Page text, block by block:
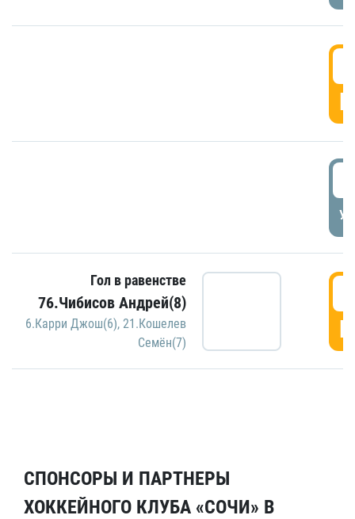
Гол в равенстве
76.Чибисов Андрей(8)
6.Карри Джош(6), 21.Кошелев
Семён(7)
СПОНСОРЫ И ПАРТНЕРЫ
ХОККЕЙНОГО КЛУБА «СОЧИ» В